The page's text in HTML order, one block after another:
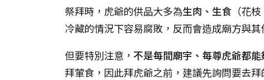
祭拜時，虎爺的供品大多為生肉、生食 （花
冷藏的情況下容易腐敗，反而會造成廟方與
但要特別注意， 不是每間廟宇、每尊虎爺都
拜葷食，因此拜虎爺之前，建議先詢問要去